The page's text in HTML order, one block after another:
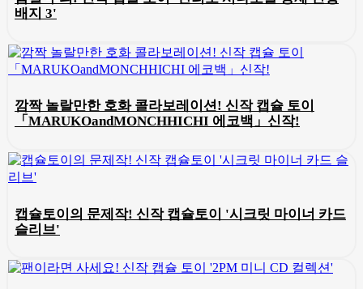
배지 3'
깜짝 놀랄만한 호화 콜라보레이션! 신작 캡슐 토이
「MARUKOandMONCHHICHI 에코백」신작!
캡슐토이의 문제작! 신작 캡슐토이 '시크릿 마이너 카드
슬리브'